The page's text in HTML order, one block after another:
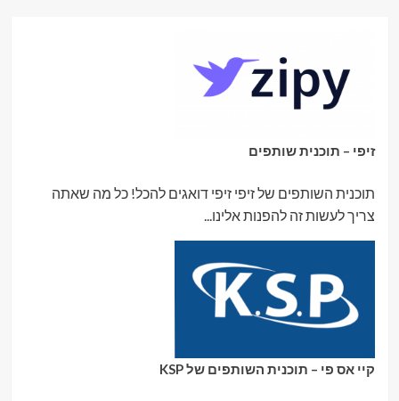
זיפי – תוכנית שותפים
תוכנית השותפים של זיפי זיפי דואגים להכל! כל מה שאתה
צריך לעשות זה להפנות אלינו...
קיי אס פי – תוכנית השותפים של KSP